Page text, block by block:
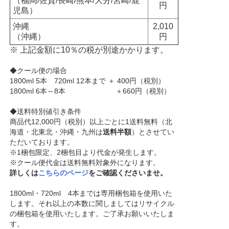
児島）
円
沖縄
（沖縄）
2,010
円
※ 上記金額に10％の税が別途かかります。
◆クール便の場合
1800ml 5本 720ml 12本まで ＋ 400円（税別）
1800ml 6本～8本 ＋660円（税別）
◆送料特別値引き条件
商品代12,000円（税別）以上ごとに1送料無料（北
海道・北東北・沖縄・九州は送料半額）とさせてい
ただいております。
※1梱包限定、2梱包目より代金が発生します。
※クール便代金は送料無料対象外になります。
詳しくはこちらのページをご確認くださいませ。
1800ml・720ml 4本までは専用梱包箱を使用いた
します。それ以上の本数に関しましてはリサイクル
の梱包箱を使用いたします。ご了承お願いいたしま
す。